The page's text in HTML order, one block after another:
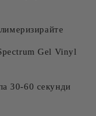
Gel Vinyl
30-60 секунди